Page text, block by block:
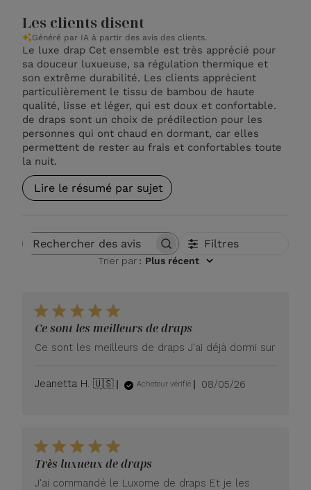
Les clients disent
Généré par IA à partir des avis des clients.
Le luxe drap Cet ensemble est très apprécié pour
sa douceur luxueuse, sa régulation thermique et
son extrême durabilité. Les clients apprécient
particulièrement le tissu de bambou de haute
qualité, lisse et léger, qui est doux et confortable.
de draps sont un choix de prédilection pour les
personnes qui ont chaud en dormant, car elles
permettent de rester au frais et confortables toute
la nuit.
Lire le résumé par sujet
Rechercher des avis Filtres
Trier par : Plus récent
Ce sont les meilleurs de draps
Ce sont les meilleurs de draps J'ai déjà dormi sur
Jeanetta H. 🇺🇸 Acheteur vérifié
Date
08/05/26
Très luxueux de draps
J'ai commandé le Luxome de draps Et je les